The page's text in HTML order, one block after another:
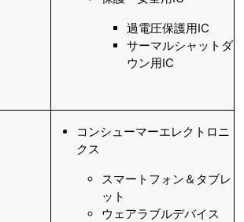
過電圧保護用IC
サーマルシャットダ
ウン用IC
コンシューマーエレクトロニ
クス
スマートフォン＆タブレ
ット
ウェアラブルデバイス